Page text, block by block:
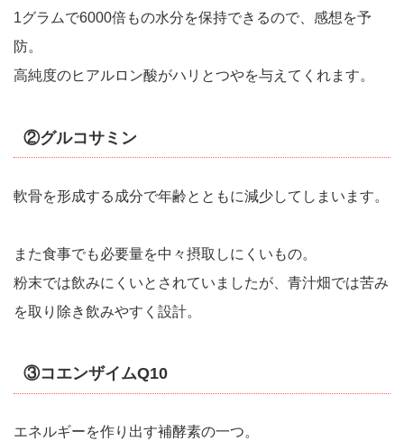
1グラムで6000倍もの水分を保持できるので、感想を予
防。
高純度のヒアルロン酸がハリとつやを与えてくれます。
②グルコサミン
軟骨を形成する成分で年齢とともに減少してしまいます。
また食事でも必要量を中々摂取しにくいもの。
粉末では飲みにくいとされていましたが、青汁畑では苦み
を取り除き飲みやすく設計。
③コエンザイムQ10
エネルギーを作り出す補酵素の一つ。